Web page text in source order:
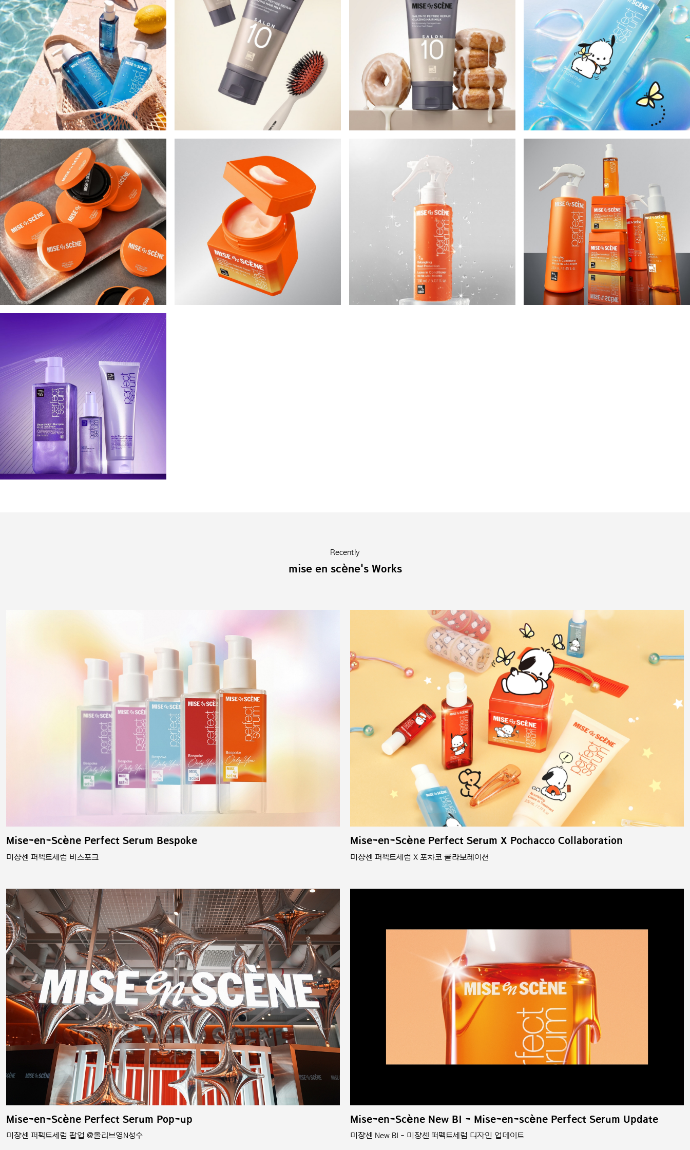
Recently
mise en scène's Works
Mise-en-Scène Perfect Serum Bespoke
미쟝센 퍼펙트세럼 비스포크
Mise-en-Scène Perfect Serum X Pochacco Collaboration
미쟝센 퍼펙트세럼 X 포차코 콜라보레이션
Mise-en-Scène Perfect Serum Pop-up
미쟝센 퍼펙트세럼 팝업 @올리브영N성수
Mise-en-Scène New BI - Mise-en-scène Perfect Serum Update
미쟝센 New BI - 미쟝센 퍼펙트세럼 디자인 업데이트